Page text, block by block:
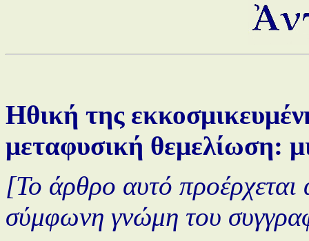
Ηθική της
μεταφυσική θεμελίωση:
[Το άρθρο αυτό
σύμφωνη γνώμη του